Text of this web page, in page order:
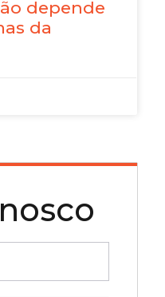
depende
da